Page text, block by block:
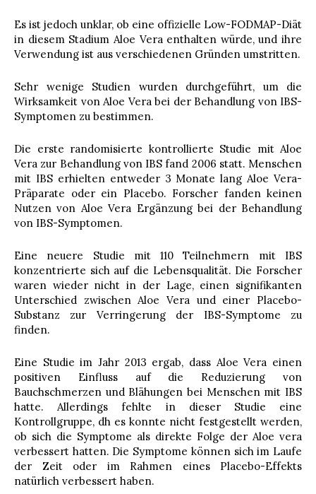
Es ist jedoch unklar, ob eine offizielle Low-FODMAP-Diät
in diesem Stadium Aloe Vera enthalten würde, und ihre
Verwendung ist aus verschiedenen Gründen umstritten.
Sehr wenige Studien wurden durchgeführt, um die
Wirksamkeit von Aloe Vera bei der Behandlung von IBS-
Symptomen zu bestimmen.
Die erste randomisierte kontrollierte Studie mit Aloe
Vera zur Behandlung von IBS fand 2006 statt. Menschen
mit IBS erhielten entweder 3 Monate lang Aloe Vera-
Präparate oder ein Placebo. Forscher fanden keinen
Nutzen von Aloe Vera Ergänzung bei der Behandlung
von IBS-Symptomen.
Eine neuere Studie mit 110 Teilnehmern mit IBS
konzentrierte sich auf die Lebensqualität. Die Forscher
waren wieder nicht in der Lage, einen signifikanten
Unterschied zwischen Aloe Vera und einer Placebo-
Substanz zur Verringerung der IBS-Symptome zu
finden.
Eine Studie im Jahr 2013 ergab, dass Aloe Vera einen
positiven Einfluss auf die Reduzierung von
Bauchschmerzen und Blähungen bei Menschen mit IBS
hatte. Allerdings fehlte in dieser Studie eine
Kontrollgruppe, dh es konnte nicht festgestellt werden,
ob sich die Symptome als direkte Folge der Aloe vera
verbessert hatten. Die Symptome können sich im Laufe
der Zeit oder im Rahmen eines Placebo-Effekts
natürlich verbessert haben.